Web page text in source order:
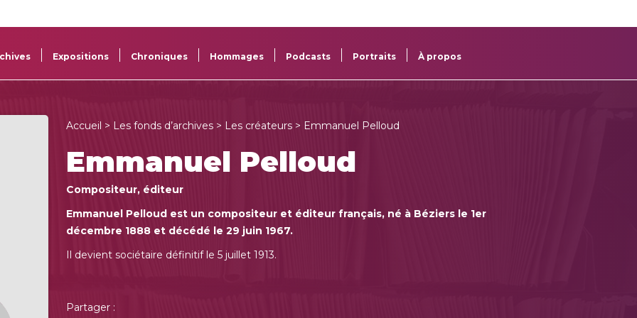
Sacem
projets
Sacem
des œuvres
Expositions Chroniques Hommages Podcasts Portraits À propos
Accueil > Les fonds d’archives > Les créateurs > Emmanuel Pelloud
Emmanuel Pelloud
Compositeur, éditeur
Emmanuel Pelloud est un compositeur et éditeur français, né à Béziers le 1er
décembre 1888 et décédé le 29 juin 1967.
Il devient sociétaire définitif le 5 juillet 1913.
Partager :